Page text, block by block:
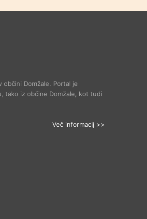
Domžale. Portal je
tako iz občine Domžale, kot tudi
Več informacij >>